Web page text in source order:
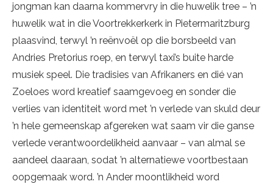
jongman kan daarna kommervry in die huwelik tree – ’n
huwelik wat in die Voortrekkerkerk in Pietermaritzburg
plaasvind, terwyl ’n reënvoël op die borsbeeld van
Andries Pretorius roep, en terwyl taxi’s buite harde
musiek speel. Die tradisies van Afrikaners en dié van
Zoeloes word kreatief saamgevoeg en sonder die
verlies van identiteit word met ’n verlede van skuld deur
’n hele gemeenskap afgereken wat saam vir die ganse
verlede verantwoordelikheid aanvaar – van almal se
aandeel daaraan, sodat ’n alternatiewe voortbestaan
oopgemaak word. ’n Ander moontlikheid word